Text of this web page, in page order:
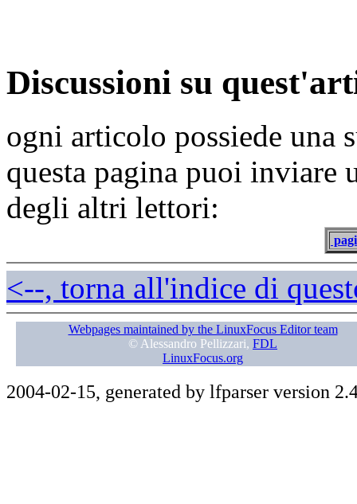
Discussioni su
ogni articolo possiede una
questa pagina puoi inviare
degli altri lettori:
<--, torna all'indice di
Webpages maintained by the LinuxFocus Editor team
© Alessandro Pellizzari, FDL
LinuxFocus.org
2004-02-15, generated by lfparser version